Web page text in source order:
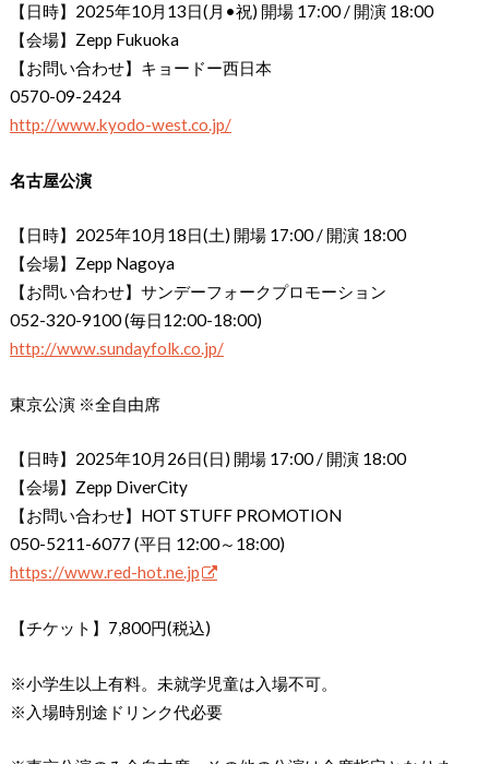
【日時】2025年10月13日(月•祝) 開場 17:00 / 開演 18:00
【会場】Zepp Fukuoka
【お問い合わせ】キョードー西日本
0570-09-2424
http://www.kyodo-west.co.jp/
名古屋公演
【日時】2025年10月18日(土) 開場 17:00 / 開演 18:00
【会場】Zepp Nagoya
【お問い合わせ】サンデーフォークプロモーション
052-320-9100 (毎日12:00-18:00)
http://www.sundayfolk.co.jp/
東京公演 ※全自由席
【日時】2025年10月26日(日) 開場 17:00 / 開演 18:00
【会場】Zepp DiverCity
【お問い合わせ】HOT STUFF PROMOTION
050-5211-6077 (平日 12:00～18:00)
https://www.red-hot.ne.jp
【チケット】7,800円(税込)
※小学生以上有料。未就学児童は入場不可。
※入場時別途ドリンク代必要